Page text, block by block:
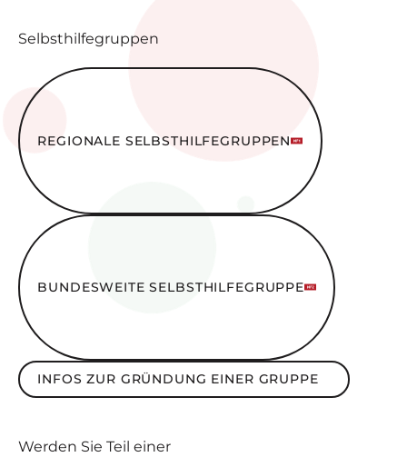
Selbsthilfegruppen
Regionale Selbsthilfe­gruppen
REGIONALE SELBSTHILFE­GRUPPEN
Bundesweite SelbsthilfeGruppe
BUNDESWEITE SELBSTHILFEGRUPPE
Infos zur Gründung einer Gruppe
INFOS ZUR GRÜNDUNG EINER GRUPPE
Werden Sie Teil einer